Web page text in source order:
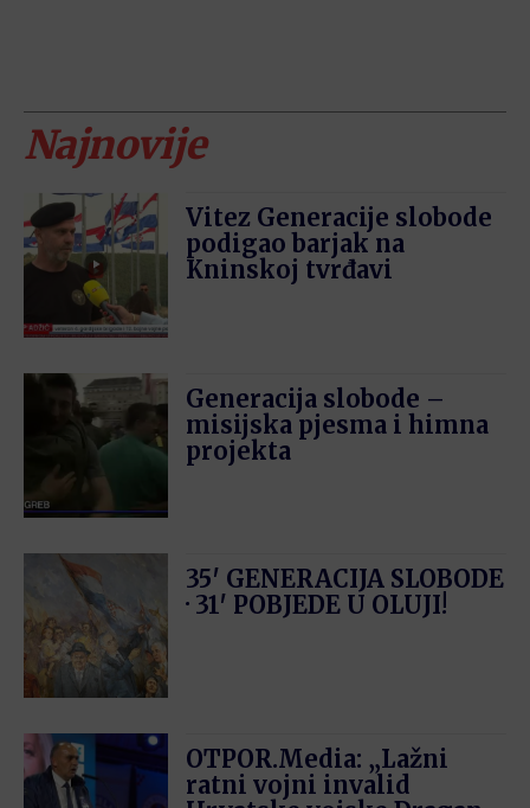
Najnovije
Vitez Generacije slobode
podigao barjak na
Kninskoj tvrđavi
Generacija slobode –
misijska pjesma i himna
projekta
35′ GENERACIJA SLOBODE
· 31′ POBJEDE U OLUJI!
OTPOR.Media: „Lažni
ratni vojni invalid